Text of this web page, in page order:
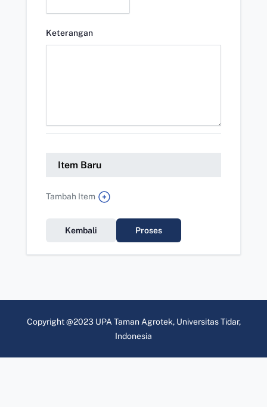
Keterangan
Item Baru
Tambah Item
Kembali Proses
Copyright @2023 UPA Taman Agrotek, Universitas Tidar,
Indonesia